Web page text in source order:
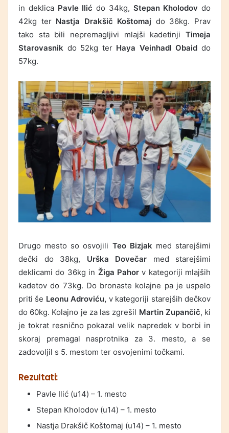
in deklica Pavle Ilić do 34kg, Stepan Kholodov do
42kg ter Nastja Drakšič Koštomaj do 36kg. Prav
tako sta bili nepremagljivi mlajši kadetinji Timeja
Starovasnik do 52kg ter Haya Veinhadl Obaid do
57kg.
Drugo mesto so osvojili Teo Bizjakmed starejšimi
dečki do 38kg, Urška Dovečar med starejšimi
deklicami do 36kg in Žiga Pahorv kategoriji mlajših
kadetov do 73kg. Do bronaste kolajne pa je uspelo
priti še Leonu Adroviću, v kategoriji starejših dečkov
do 60kg. Kolajno je za las zgrešil Martin Zupančič, ki
je tokrat resnično pokazal velik napredek v borbi in
skoraj premagal nasprotnika za 3. mesto, a se
zadovoljil s 5. mestom ter osvojenimi točkami.
Rezultati:
Pavle Ilić (u14) – 1. mesto
Stepan Kholodov (u14) – 1. mesto
Nastja Drakšič Koštomaj (u14) – 1. mesto